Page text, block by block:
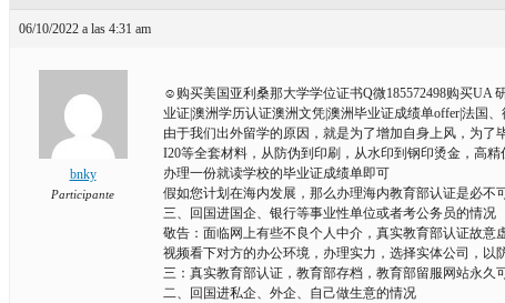
06/10/2022 a las 4:31 am
bnky
Participante
☺购买美国亚利桑那大学学位证书Q微185572498购买UA
业证|澳洲学历认证澳洲文凭|澳洲毕业证成绩单offer|法国
由于我们出外留学的原因，就是为了增加自身上风，为
I20等全套材料，从防伪到印刷，从水印到钢印烫金，高精
办理一份就读学校的毕业证成绩单即可
假如您计划在海内发展，那么办理海内教育部认证是必不
三、回国进国企、银行等事业性单位或者考公务员的情况
敬告：面临网上有些不良个人中介，真实教育部认证故
视频看下对方的办公环境，办理实力，选择实体公司，以
三：真实教育部认证，教育部存档，教育部留服网站永久
二、回国进私企、外企、自己做生意的情况